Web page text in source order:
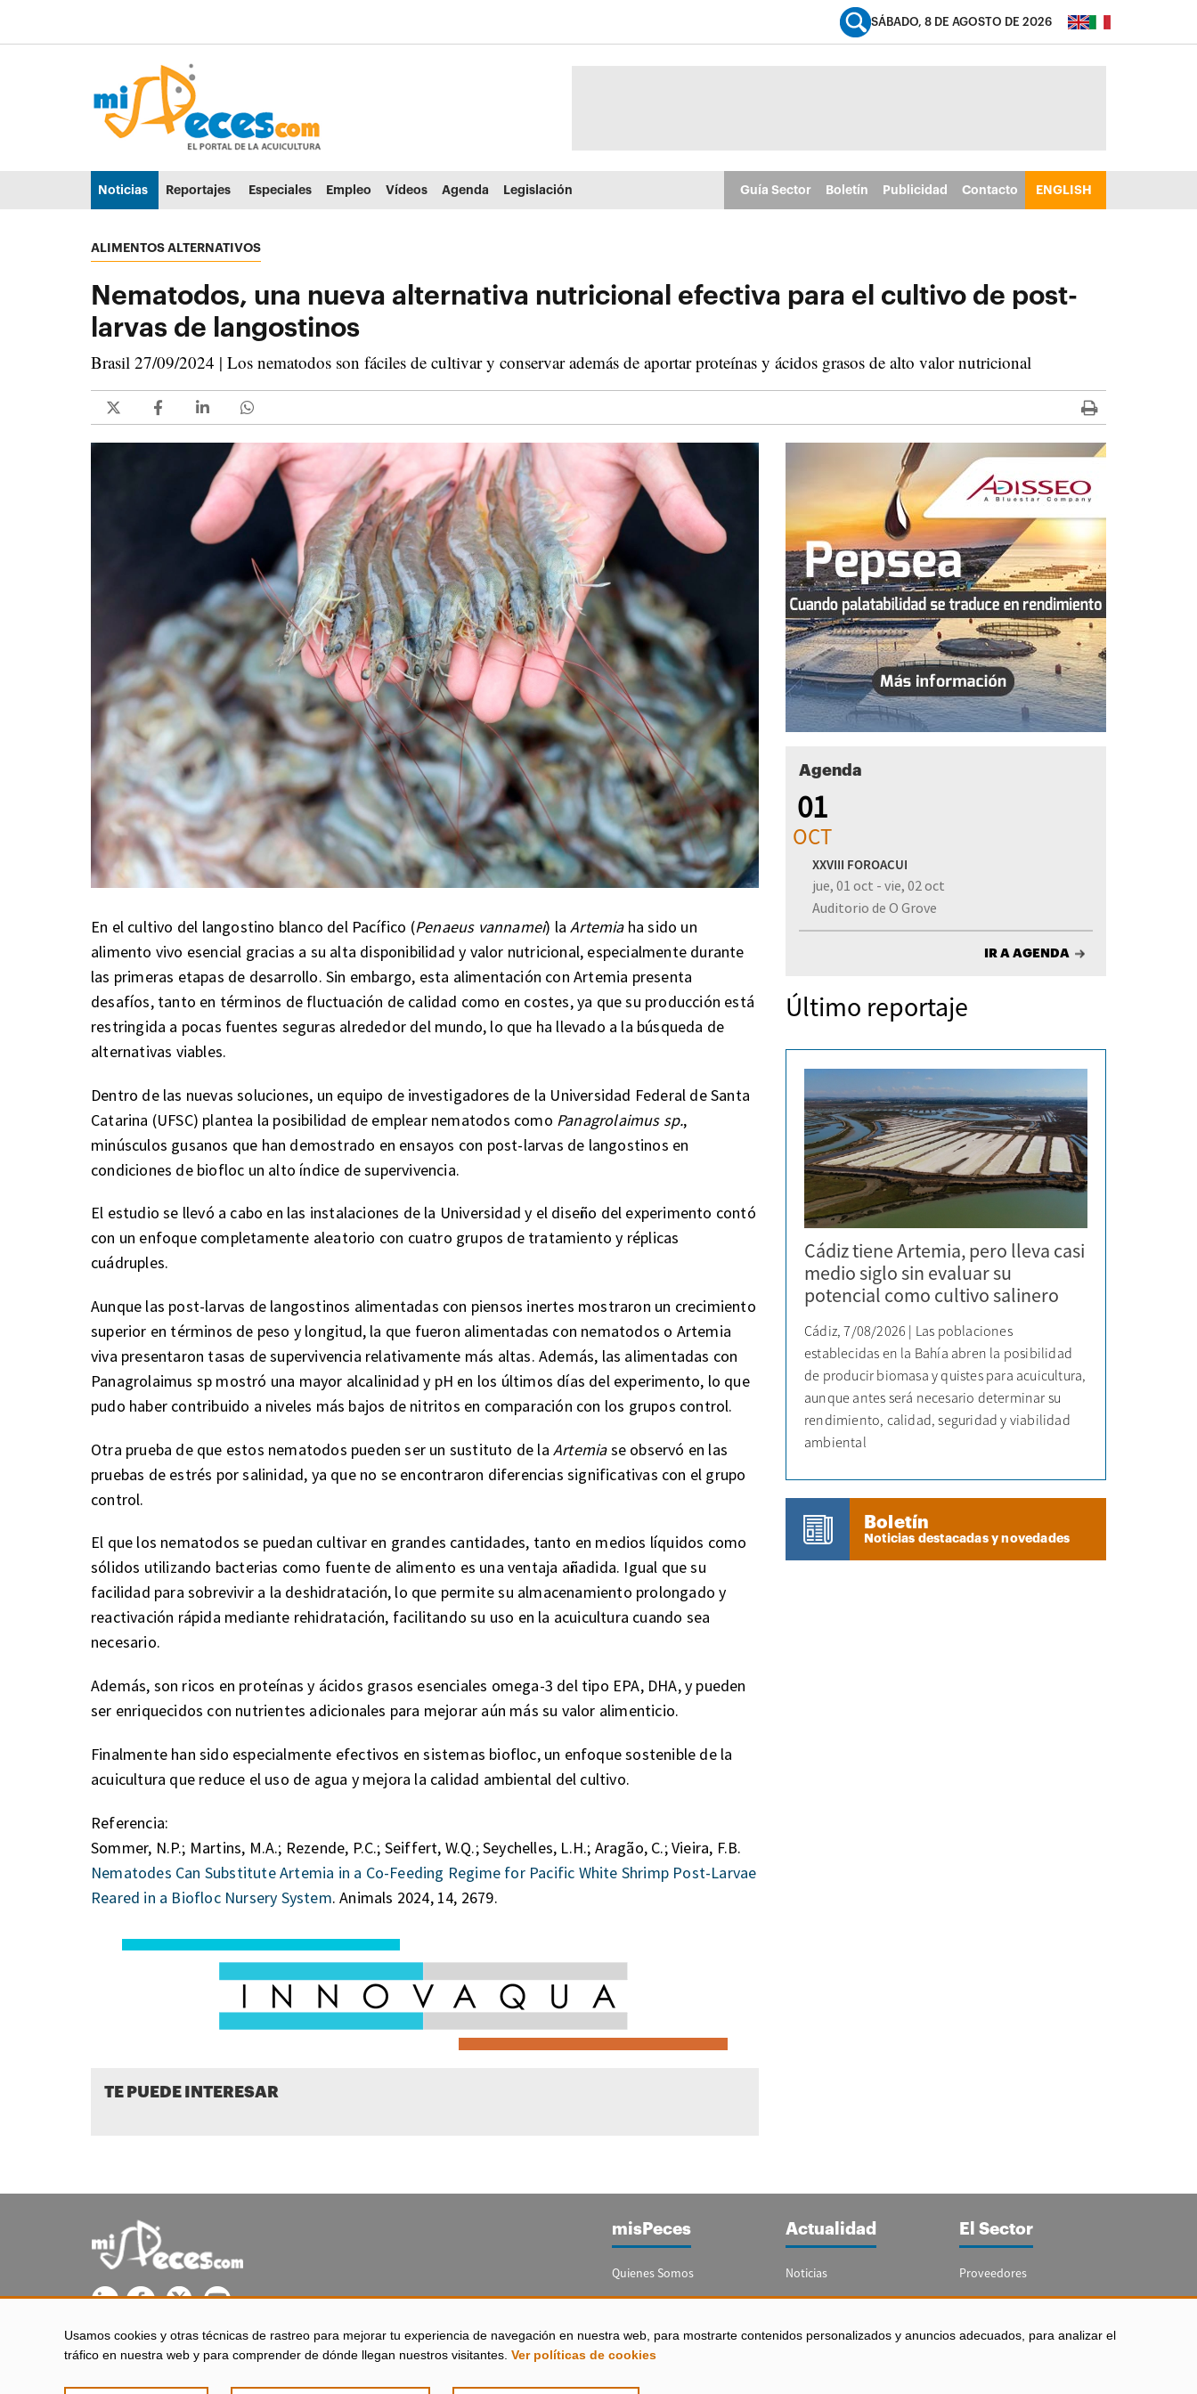
Usamos cookies y otras técnicas de rastreo para mejorar tu experiencia de navegación en nuestra web, para mostrarte contenidos personalizados y anuncios adecuados, para analizar el
tráfico en nuestra web y para comprender de dónde llegan nuestros visitantes. Ver políticas de cookies
Ir al menú principal (alt + u)
SÁBADO, 8 DE AGOSTO DE 2026
Noticias Reportajes Especiales Empleo Vídeos Agenda Legislación Guía Sector Boletín Publicidad Contacto ENGLISH
ALIMENTOS ALTERNATIVOS
Nematodos, una nueva alternativa nutricional efectiva para el cultivo de post-
larvas de langostinos
Brasil 27/09/2024 | Los nematodos son fáciles de cultivar y conservar además de aportar proteínas y ácidos grasos de alto valor nutricional
En el cultivo del langostino blanco del Pacífico (Penaeus vannamei) laArtemiaha sido un
alimento vivo esencial gracias a su alta disponibilidad y valor nutricional, especialmente durante
las primeras etapas de desarrollo. Sin embargo, esta alimentación con Artemia presenta
desafíos, tanto en términos de fluctuación de calidad como en costes, ya que su producción está
restringida a pocas fuentes seguras alrededor del mundo, lo que ha llevado a la búsqueda de
alternativas viables.
Dentro de las nuevas soluciones, un equipo de investigadores de la Universidad Federal de Santa
Catarina (UFSC) plantea la posibilidad de emplear nematodos como Panagrolaimus sp.,
minúsculos gusanos que han demostrado en ensayos con post-larvas de langostinos en
condiciones de biofloc un alto índice de supervivencia.
El estudio se llevó a cabo en las instalaciones de la Universidad y el diseño del experimento contó
con un enfoque completamente aleatorio con cuatro grupos de tratamiento y réplicas
cuádruples.
Aunque las post-larvas de langostinos alimentadas con piensos inertes mostraron un crecimiento
superior en términos de peso y longitud, la que fueron alimentadas con nematodos o Artemia
viva presentaron tasas de supervivencia relativamente más altas. Además, las alimentadas con
Panagrolaimus sp mostró una mayor alcalinidad y pH en los últimos días del experimento, lo que
pudo haber contribuido a niveles más bajos de nitritos en comparación con los grupos control.
Otra prueba de que estos nematodos pueden ser un sustituto de la Artemiase observó en las
pruebas de estrés por salinidad, ya que no se encontraron diferencias significativas con el grupo
control.
El que los nematodos se puedan cultivar en grandes cantidades, tanto en medios líquidos como
sólidos utilizando bacterias como fuente de alimento es una ventaja añadida. Igual que su
facilidad para sobrevivir a la deshidratación, lo que permite su almacenamiento prolongado y
reactivación rápida mediante rehidratación, facilitando su uso en la acuicultura cuando sea
necesario.
Además, son ricos en proteínas y ácidos grasos esenciales omega-3 del tipo EPA, DHA, y pueden
ser enriquecidos con nutrientes adicionales para mejorar aún más su valor alimenticio.
Finalmente han sido especialmente efectivos en sistemas biofloc, un enfoque sostenible de la
acuicultura que reduce el uso de agua y mejora la calidad ambiental del cultivo.
Referencia:
Sommer, N.P.; Martins, M.A.; Rezende, P.C.; Seiffert, W.Q.; Seychelles, L.H.; Aragão, C.; Vieira, F.B.
Nematodes Can Substitute Artemia in a Co-Feeding Regime for Pacific White Shrimp Post-Larvae
Reared in a Biofloc Nursery System. Animals 2024, 14, 2679.
TE PUEDE INTERESAR
Agenda
01
OCT
XXVIII FOROACUI
jue, 01 oct - vie, 02 oct
Auditorio de O Grove
IR A AGENDA
Último reportaje
Cádiz tiene Artemia, pero lleva casi
medio siglo sin evaluar su
potencial como cultivo salinero
Cádiz, 7/08/2026 | Las poblaciones
establecidas en la Bahía abren la posibilidad
de producir biomasa y quistes para acuicultura,
aunque antes será necesario determinar su
rendimiento, calidad, seguridad y viabilidad
ambiental
Boletín
Noticias destacadas y novedades
misPeces se edita desde El Puerto de Santa María (Cádiz - España)
misPeces
Quienes Somos
Publicidad
Contacto
Configurar Cookies
Actualidad
Noticias
Reportajes
Boletín Acuicultura
El Sector
Proveedores
Guía del Sector
Legislación